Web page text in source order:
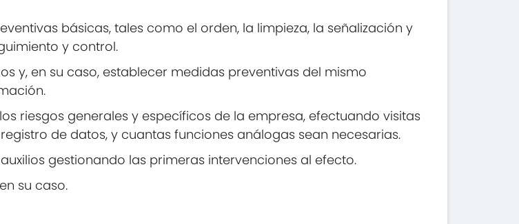
básicas, tales como el orden, la limpieza, la señalización y
y control.
y, en su caso, establecer medidas preventivas del mismo
riesgos generales y específicos de la empresa, efectuando visitas
de datos, y cuantas funciones análogas sean necesarias.
gestionando las primeras intervenciones al efecto.
su caso.